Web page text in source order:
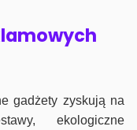
gadżety zyskują na
ekologiczne